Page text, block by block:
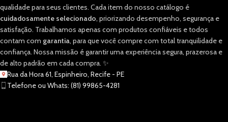
qualidade para seus clientes. Cada item do nosso catálogo é
cuidadosamente selecionado, priorizando desempenho, segurança e
satisfação. Trabalhamos apenas com produtos confiáveis e todos
contam com garantia, para que você compre com total tranquilidade e
confiança. Nossa missão é garantir uma experiência segura, prazerosa e
de alto padrão em cada compra. ✨
Rua da Hora 61, Espinheiro, Recife - PE
Telefone ou Whats: (81) 99865-4281